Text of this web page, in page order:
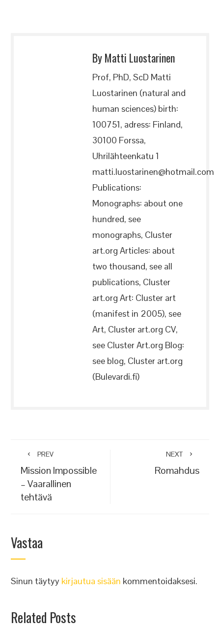
By Matti Luostarinen
Prof, PhD, ScD Matti
Luostarinen (natural and
human sciences) birth:
100751, adress: Finland,
30100 Forssa,
Uhrilähteenkatu 1
matti.luostarinen@hotmail.com
Publications:
Monographs: about one
hundred, see
monographs, Cluster
art.org Articles: about
two thousand, see all
publications, Cluster
art.org Art: Cluster art
(manifest in 2005), see
Art, Cluster art.org CV,
see Cluster Art.org Blog:
see blog, Cluster art.org
(Bulevardi.fi)
PREV
Mission Impossible
– Vaarallinen
tehtävä
NEXT
Romahdus
Vastaa
Sinun täytyy kirjautua sisään kommentoidaksesi.
Related Posts